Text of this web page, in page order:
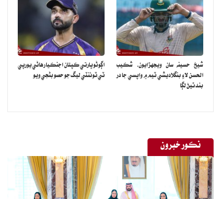
۽ هتي رهندڙ ماڻهن جي تحفظ لاءِ بين الاقوامي قانون موجب سمورا
ضروري قدم کڻڻ جو مڪمل ۽ جائز حق حاصل آهي.“
شيخ حسينه سان ويجهڙايون، شڪيب
الحسن لاءِ بنگلاديشي ٽيم ۾ واپسي جا در
بند ٿيڻ لڳا
اڳوڻو ڀارتي ڪپتان اجنڪيا رهاڻي يورپي
ٽي ٽوئنٽي ليگ جو حصو بڻجي ويو
نڪور خبرون